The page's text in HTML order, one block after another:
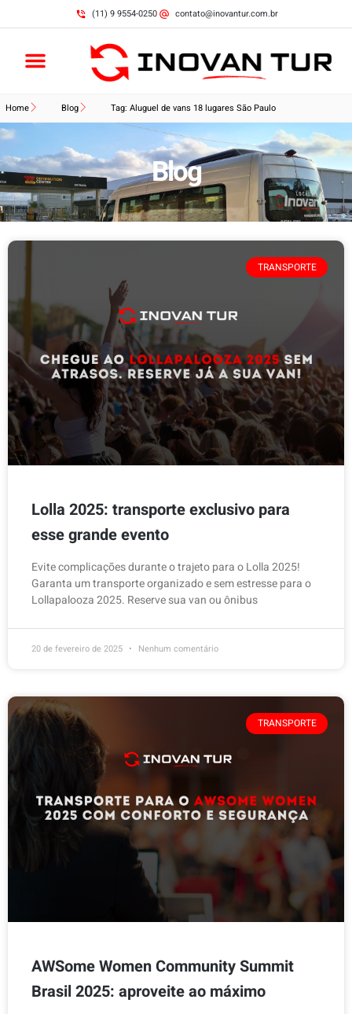
(11) 9 9554-0250 contato@inovantur.com.br
Home Blog Tag: Aluguel de vans 18 lugares São Paulo
Blog
TRANSPORTE
Lolla 2025: transporte exclusivo para
esse grande evento
Evite complicações durante o trajeto para o Lolla 2025!
Garanta um transporte organizado e sem estresse para o
Lollapalooza 2025. Reserve sua van ou ônibus
20 de fevereiro de 2025 Nenhum comentário
TRANSPORTE
AWSome Women Community Summit
Brasil 2025: aproveite ao máximo